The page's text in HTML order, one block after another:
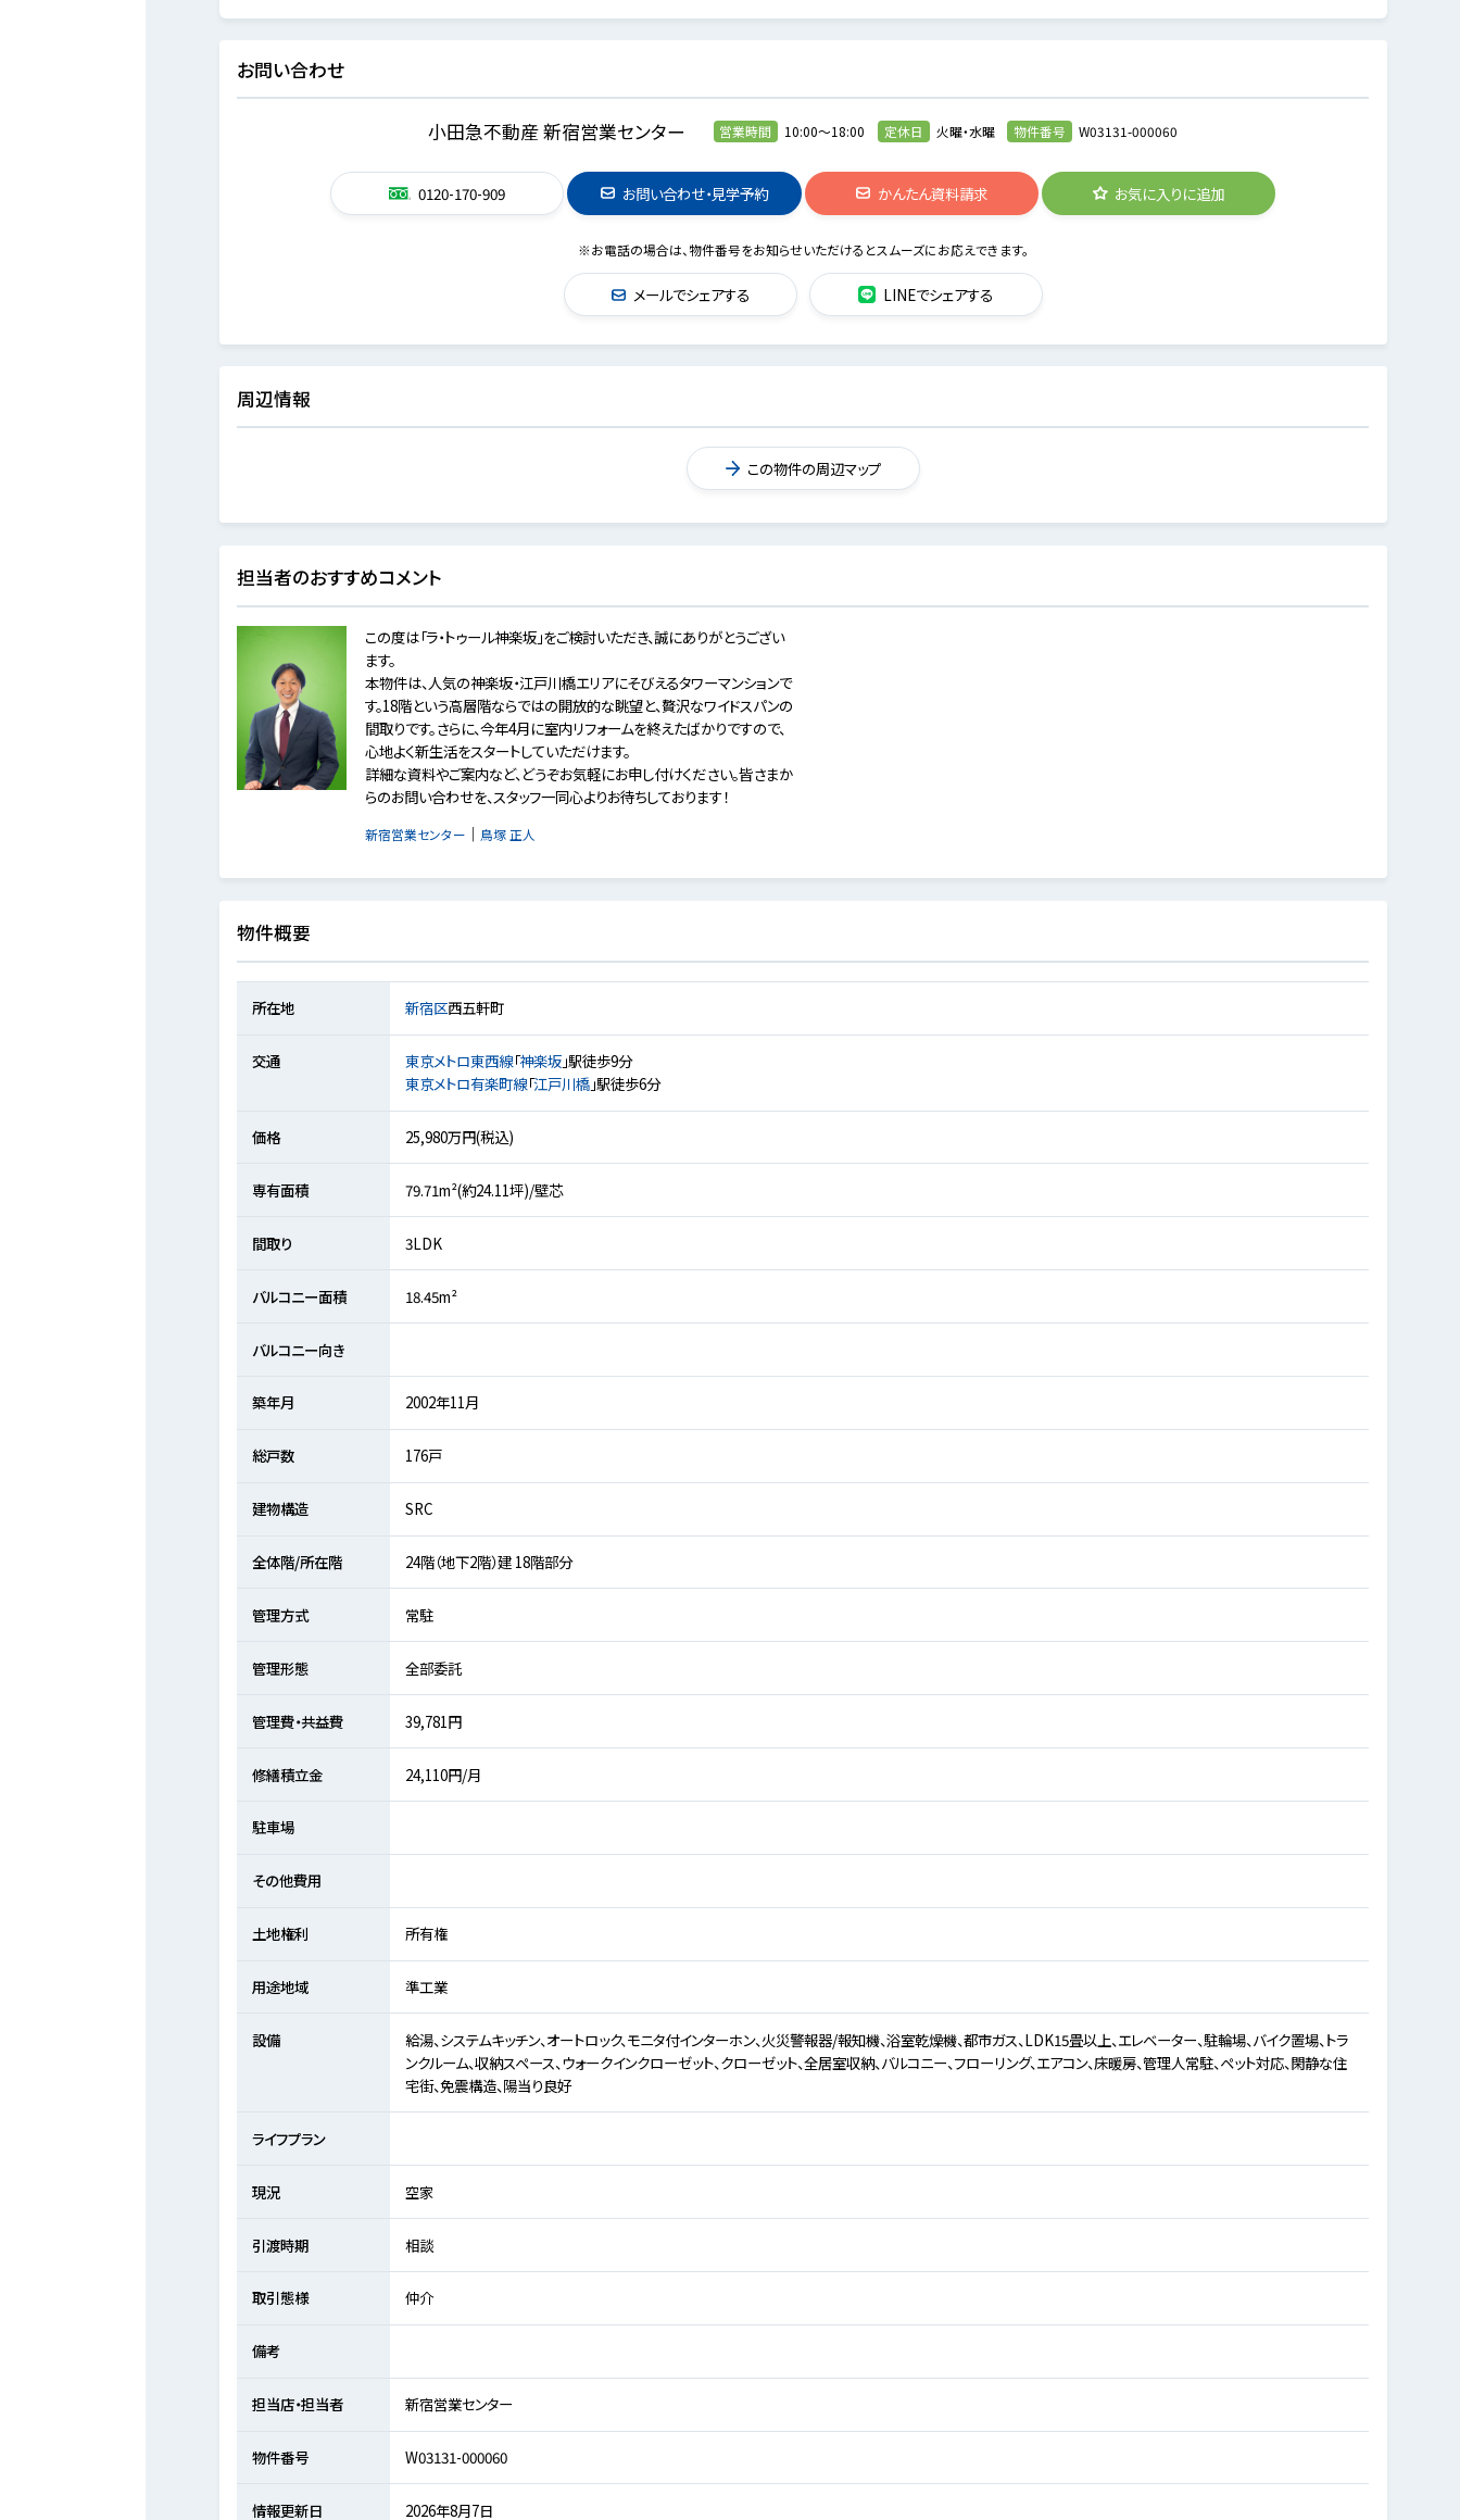
お問い合わせ
小田急不動産 新宿営業センター 営業時間 10:00～18:00 定休日 火曜・水曜 物件番号 W03131-000060
0120-170-909 お問い合わせ・見学予約 かんたん資料請求 お気に入りに追加
※お電話の場合は、物件番号をお知らせいただけるとスムーズにお応えできます。
メールでシェアする LINEでシェアする
周辺情報
この物件の周辺マップ
担当者のおすすめコメント
この度は「ラ・トゥール神楽坂」をご検討いただき、誠にありがとうござい
ます。
本物件は、人気の神楽坂・江戸川橋エリアにそびえるタワーマンションで
す。18階という高層階ならではの開放的な眺望と、贅沢なワイドスパンの
間取りです。さらに、今年4月に室内リフォームを終えたばかりですので、
心地よく新生活をスタートしていただけます。
詳細な資料やご案内など、どうぞお気軽にお申し付けください。皆さまか
らのお問い合わせを、スタッフ一同心よりお待ちしております！
新宿営業センター ｜ 鳥塚 正人
物件概要
所在地 新宿区西五軒町
交通 東京メトロ東西線「神楽坂」駅徒歩9分
東京メトロ有楽町線「江戸川橋」駅徒歩6分
価格 25,980万円(税込)
専有面積 79.71m²(約24.11坪)/壁芯
間取り 3LDK
バルコニー面積 18.45m²
バルコニー向き
築年月 2002年11月
総戸数 176戸
建物構造 SRC
全体階/所在階 24階（地下2階）建 18階部分
管理方式 常駐
管理形態 全部委託
管理費・共益費 39,781円
修繕積立金 24,110円/月
駐車場
その他費用
土地権利 所有権
用途地域 準工業
設備
給湯、システムキッチン、オートロック、モニタ付インターホン、火災警報器/報知機、浴室乾燥機、都市ガス、LDK15畳以上、エレベーター、駐輪場、バイク置場、トラ
ンクルーム、収納スペース、ウォークインクローゼット、クローゼット、全居室収納、バルコニー、フローリング、エアコン、床暖房、管理人常駐、ペット対応、閑静な住
宅街、免震構造、陽当り良好
ライフプラン
現況 空家
引渡時期 相談
取引態様 仲介
備考
担当店・担当者 新宿営業センター
物件番号 W03131-000060
情報更新日 2026年8月7日